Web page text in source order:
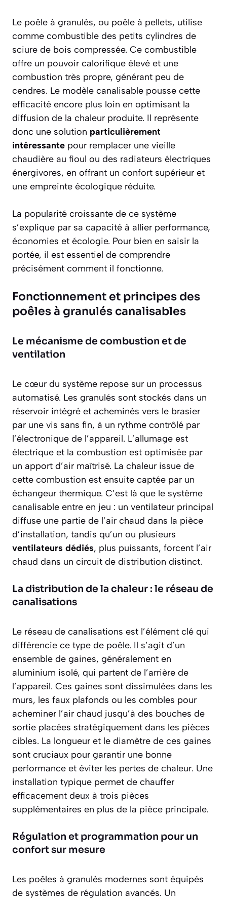
Le poêle à granulés, ou poêle à pellets, utilise
comme combustible des petits cylindres de
sciure de bois compressée. Ce combustible
offre un pouvoir calorifique élevé et une
combustion très propre, générant peu de
cendres. Le modèle canalisable pousse cette
efficacité encore plus loin en optimisant la
diffusion de la chaleur produite. Il représente
donc une solution particulièrement
intéressante pour remplacer une vieille
chaudière au fioul ou des radiateurs électriques
énergivores, en offrant un confort supérieur et
une empreinte écologique réduite.
La popularité croissante de ce système
s’explique par sa capacité à allier performance,
économies et écologie. Pour bien en saisir la
portée, il est essentiel de comprendre
précisément comment il fonctionne.
Fonctionnement et principes des
poêles à granulés canalisables
Le mécanisme de combustion et de
ventilation
Le cœur du système repose sur un processus
automatisé. Les granulés sont stockés dans un
réservoir intégré et acheminés vers le brasier
par une vis sans fin, à un rythme contrôlé par
l’électronique de l’appareil. L’allumage est
électrique et la combustion est optimisée par
un apport d’air maîtrisé. La chaleur issue de
cette combustion est ensuite captée par un
échangeur thermique. C’est là que le système
canalisable entre en jeu : un ventilateur principal
diffuse une partie de l’air chaud dans la pièce
d’installation, tandis qu’un ou plusieurs
ventilateurs dédiés, plus puissants, forcent l’air
chaud dans un circuit de distribution distinct.
La distribution de la chaleur : le réseau de
canalisations
Le réseau de canalisations est l’élément clé qui
différencie ce type de poêle. Il s’agit d’un
ensemble de gaines, généralement en
aluminium isolé, qui partent de l’arrière de
l’appareil. Ces gaines sont dissimulées dans les
murs, les faux plafonds ou les combles pour
acheminer l’air chaud jusqu’à des bouches de
sortie placées stratégiquement dans les pièces
cibles. La longueur et le diamètre de ces gaines
sont cruciaux pour garantir une bonne
performance et éviter les pertes de chaleur. Une
installation typique permet de chauffer
efficacement deux à trois pièces
supplémentaires en plus de la pièce principale.
Régulation et programmation pour un
confort sur mesure
Les poêles à granulés modernes sont équipés
de systèmes de régulation avancés. Un